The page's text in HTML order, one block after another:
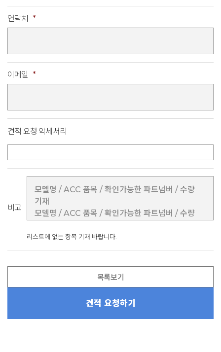
연락처 *
이메일 *
견적 요청 악세서리
비고
리스트에 없는 항목 기재 바랍니다.
목록보기